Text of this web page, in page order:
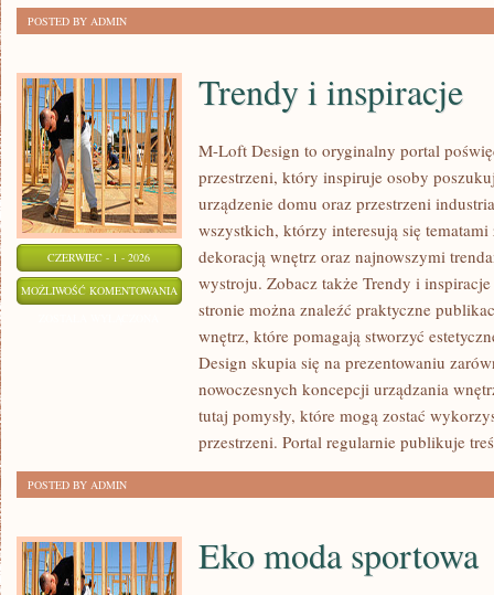
POSTED BY ADMIN
CZERWIEC - 1 - 2026
MOŻLIWOŚĆ KOMENTOWANIA TRENDY
INSPIRACJE
Trendy i inspiracje
M-Loft Design to oryginalny portal
przestrzeni, który inspiruje osoby
urządzenie domu oraz przestrzeni
wszystkich, którzy interesują się
dekoracją wnętrz oraz najnowszymi
wystroju. Zobacz także Trendy i
stronie można znaleźć praktyczne
wnętrz, które pomagają stworzyć
Design skupia się na prezentowaniu
nowoczesnych koncepcji urządzania
tutaj pomysły, które mogą zostać
przestrzeni. Portal regularnie publikuje
POSTED BY ADMIN
Eko moda sportowa